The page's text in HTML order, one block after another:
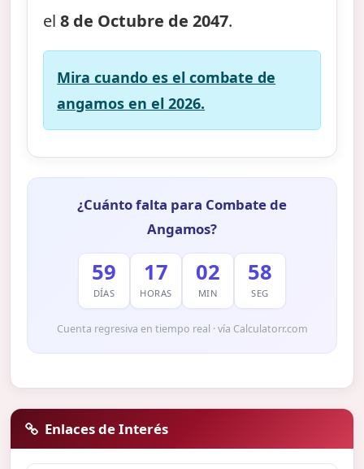
el8 de Octubre de 2047.
Mira cuando es el combate de
angamos en el 2026.
¿Cuánto falta para Combate de
Angamos?
59
DÍAS
17
HORAS
02
MIN
57
SEG
Cuenta regresiva en tiempo real · vía Calculatorr.com
Enlaces de Interés